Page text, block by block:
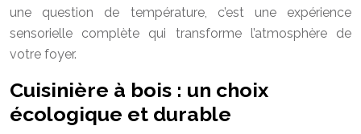
une question de température, c’est une expérience
sensorielle complète qui transforme l’atmosphère de
votre foyer.
Cuisinière à bois : un choix
écologique et durable